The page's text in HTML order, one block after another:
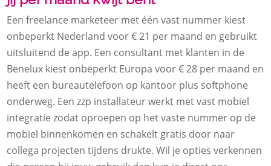
Een freelance marketeer met één vast nummer kiest
onbeperkt Nederland voor € 21 per maand en gebruikt
uitsluitend de app. Een consultant met klanten in de
Benelux kiest onbeperkt Europa voor € 28 per maand en
heeft een bureautelefoon op kantoor plus softphone
onderweg. Een zzp installateur werkt met vast mobiel
integratie zodat oproepen op het vaste nummer op de
mobiel binnenkomen en schakelt gratis door naar
collega projecten tijdens drukte. Wil je opties verkennen